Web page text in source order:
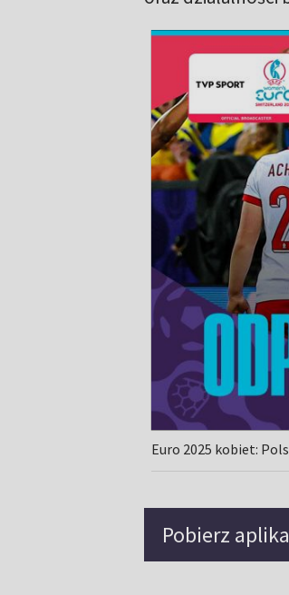
Euro 2025 kobiet:
Pobierz